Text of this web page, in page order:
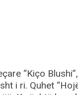
“Kiço
i ri. Quhet